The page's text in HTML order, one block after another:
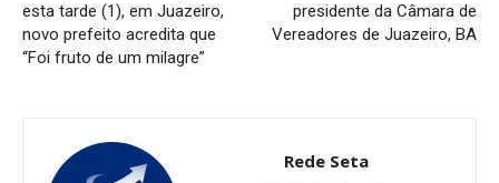
esta tarde (1), em Juazeiro,
novo prefeito acredita que
“Foi fruto de um milagre”
presidente da Câmara de
Vereadores de Juazeiro, BA
Rede Seta